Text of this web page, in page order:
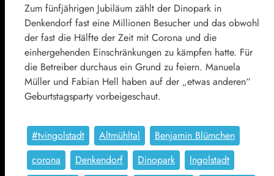
Zum fünfjährigen Jubiläum zählt der Dinopark in
Denkendorf fast eine Millionen Besucher und das obwohl
der fast die Hälfte der Zeit mit Corona und die
einhergehenden Einschränkungen zu kämpfen hatte. Für
die Betreiber durchaus ein Grund zu feiern. Manuela
Müller und Fabian Hell haben auf der „etwas anderen“
Geburtstagsparty vorbeigeschaut.
#tvingolstadt Altmühltal
Benjamin Blümchen
corona
Denkendorf Dinopark
Ingolstadt